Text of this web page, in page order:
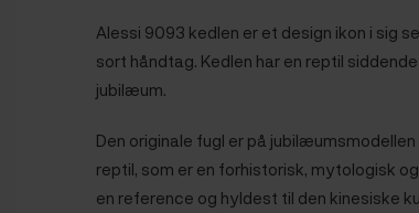
Alessi 9093 kedlen er et design ikon i sig
sort håndtag. Kedlen har en reptil
jubilæum.
Den originale fugl er på
reptil, som er en forhistorisk, mytologisk
en reference og hyldest til den kinesiske